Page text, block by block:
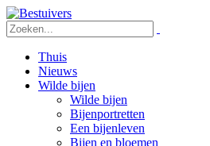
Thuis
Nieuws
Wilde bijen
Wilde bijen
Bijenportretten
Een bijenleven
Bijen en bloemen